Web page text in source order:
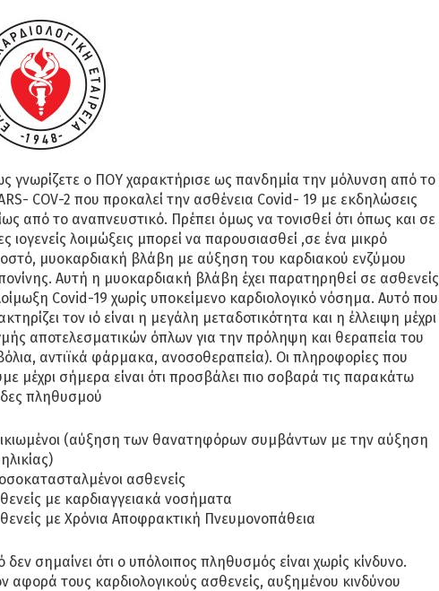
γνωρίζετε ο ΠΟΥ χαρακτήρισε ως πανδημία την μόλυνση από το
COV-2 που προκαλεί την ασθένεια Covid- 19 με εκδηλώσεις
από το αναπνευστικό. Πρέπει όμως να τονισθεί ότι όπως και σε
ιογενείς λοιμώξεις μπορεί να παρουσιασθεί ,σε ένα μικρό
μυοκαρδιακή βλάβη με αύξηση του καρδιακού ενζύμου
Αυτή η μυοκαρδιακή βλάβη έχει παρατηρηθεί σε ασθενείς
Covid-19 χωρίς υποκείμενο καρδιολογικό νόσημα. Αυτό που
τον ιό είναι η μεγάλη μεταδοτικότητα και η έλλειψη μέχρι
αποτελεσματικών όπλων για την πρόληψη και θεραπεία του
αντιϊκά φάρμακα, ανοσοθεραπεία). Οι πληροφορίες που
μέχρι σήμερα είναι ότι προσβάλει πιο σοβαρά τις παρακάτω
πληθυσμού
(αύξηση των θανατηφόρων συμβάντων με την αύξηση
ασθενείς
με καρδιαγγειακά νοσήματα
με Χρόνια Αποφρακτική Πνευμονοπάθεια
δεν σημαίνει ότι ο υπόλοιπος πληθυσμός είναι χωρίς κίνδυνο.
αφορά τους καρδιολογικούς ασθενείς, αυξημένου κινδύνου